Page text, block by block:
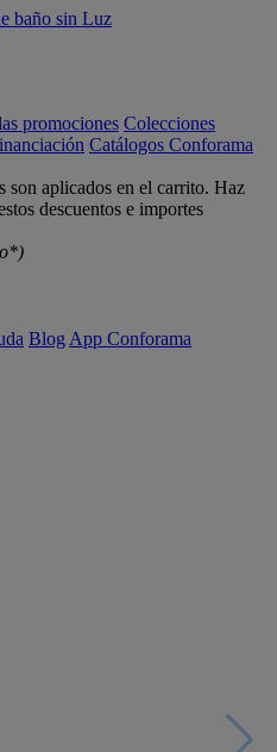
baño sin Luz
promociones Colecciones
Catálogos Conforama
son aplicados en el carrito. Haz
descuentos e importes
Blog App Conforama